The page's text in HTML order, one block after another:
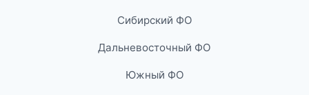
Сибирский ФО
Дальневосточный ФО
Южный ФО